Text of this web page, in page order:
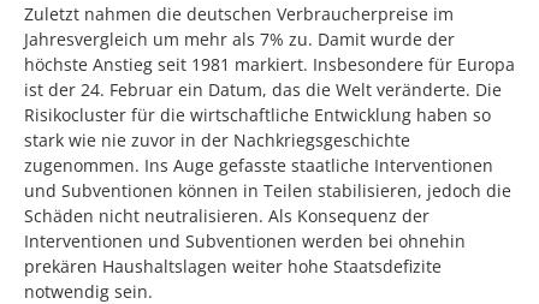
Zuletzt nahmen die deutschen Verbraucherpreise im
Jahresvergleich um mehr als 7% zu. Damit wurde der
höchste Anstieg seit 1981 markiert. Insbesondere für Europa
ist der 24. Februar ein Datum, das die Welt veränderte. Die
Risikocluster für die wirtschaftliche Entwicklung haben so
stark wie nie zuvor in der Nachkriegsgeschichte
zugenommen. Ins Auge gefasste staatliche Interventionen
und Subventionen können in Teilen stabilisieren, jedoch die
Schäden nicht neutralisieren. Als Konsequenz der
Interventionen und Subventionen werden bei ohnehin
prekären Haushaltslagen weiter hohe Staatsdefizite
notwendig sein.